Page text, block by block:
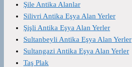
Şile Antika Alanlar
Silivri Antika Eşya Alan Yerler
Şişli Antika Eşya Alan Yerler
Sultanbeyli Antika Eşya Alan Yerler
Sultangazi Antika Eşya Alan Yerler
Taş Plak